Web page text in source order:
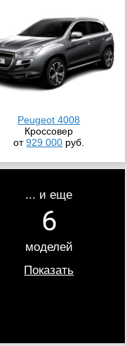
Peugeot 4008
Кроссовер
от929 000 руб.
... и еще
6
моделей
Показать